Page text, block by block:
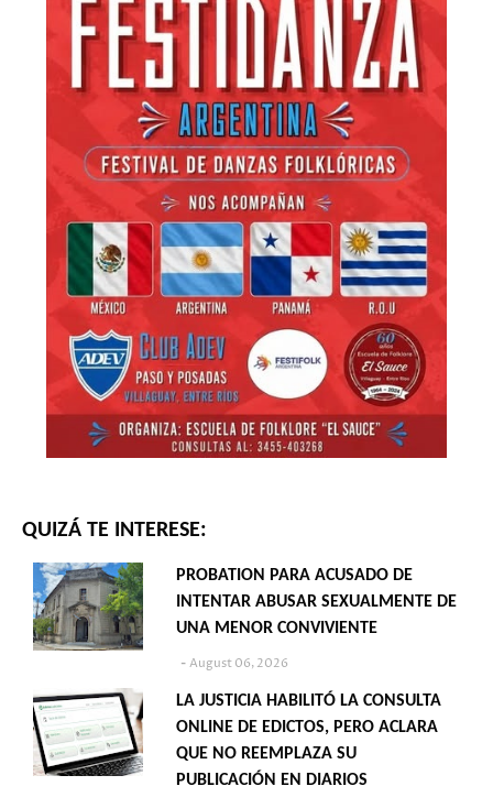
QUIZÁ TE INTERESE:
PROBATION PARA ACUSADO DE
INTENTAR ABUSAR SEXUALMENTE DE
UNA MENOR CONVIVIENTE
August 06, 2026
LA JUSTICIA HABILITÓ LA CONSULTA
ONLINE DE EDICTOS, PERO ACLARA
QUE NO REEMPLAZA SU
PUBLICACIÓN EN DIARIOS